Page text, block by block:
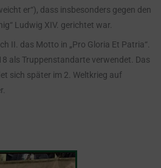
er“), dass insbesonders gegen den
Ludwig XIV. gerichtet war.
II. das Motto in „Pro Gloria Et Patria“.
als Truppenstandarte verwendet. Das
sich später im 2. Weltkrieg auf